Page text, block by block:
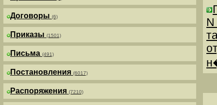
Договоры (6)
Приказы (1501)
Письма (491)
Постановления (6017)
Распоряжения (7210)